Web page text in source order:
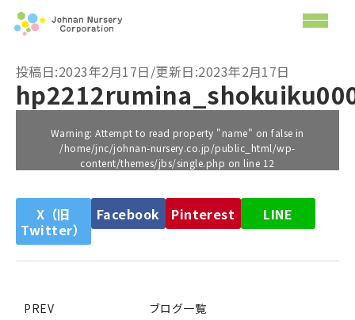
投稿日:2023年2月17日/更新日:2023年2月17日
Warning: Attempt to read property "name" on false in
/home/jnc/johnan-nursery.co.jp/public_html/wp-
content/themes/jbs/single.php on line 12
X（旧
Twitter）
Facebook Pinterest LINE
PREV ブログ一覧